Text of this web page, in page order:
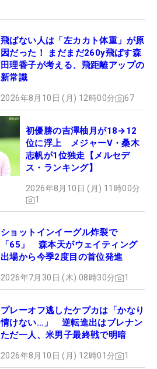
飛ばない人は「左カカト体重」が原
因だった！ まだまだ260y飛ばす森
田理香子が考える、飛距離アップの
新常識
2026年8月10日 (月) 12時00分 67
初優勝の吉澤柚月が18→12
位に浮上 メジャーV・桑木
志帆が1位独走【メルセデ
ス・ランキング】
2026年8月10日 (月) 11時00分
1
ショットインイーグル炸裂で
「65」 森本天がウェイティング
出場から今季2度目の首位発進
2026年7月30日 (木) 08時30分 1
プレーオフ逃したケプカは「かなり
情けない…」 逆転進出はブレナン
ただ一人、米男子最終戦で明暗
2026年8月10日 (月) 12時01分 1